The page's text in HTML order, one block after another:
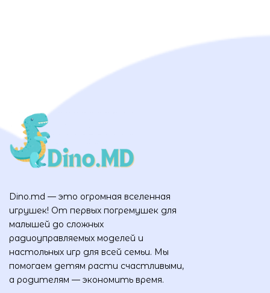
Dino.md — это огромная вселенная
игрушек! От первых погремушек для
малышей до сложных
радиоуправляемых моделей и
настольных игр для всей семьи. Мы
помогаем детям расти счастливыми,
а родителям — экономить время.